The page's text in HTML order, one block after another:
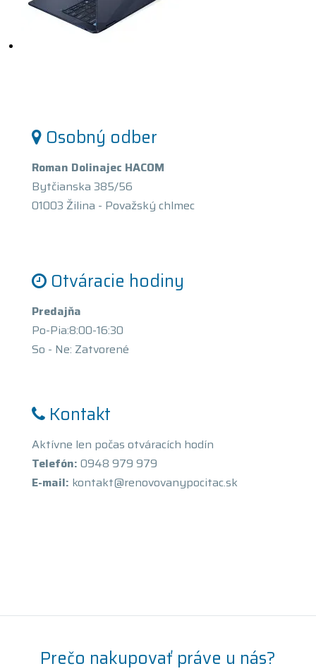
Osobný odber
Roman Dolinajec HACOM
Bytčianska 385/56
01003 Žilina - Považský chlmec
Otváracie hodiny
Predajňa
Po-Pia:8:00-16:30
So - Ne: Zatvorené
Kontakt
Aktívne len počas otváracích hodín
Telefón: 0948 979 979
E-mail: kontakt@renovovanypocitac.sk
Prečo nakupovať práve u nás?